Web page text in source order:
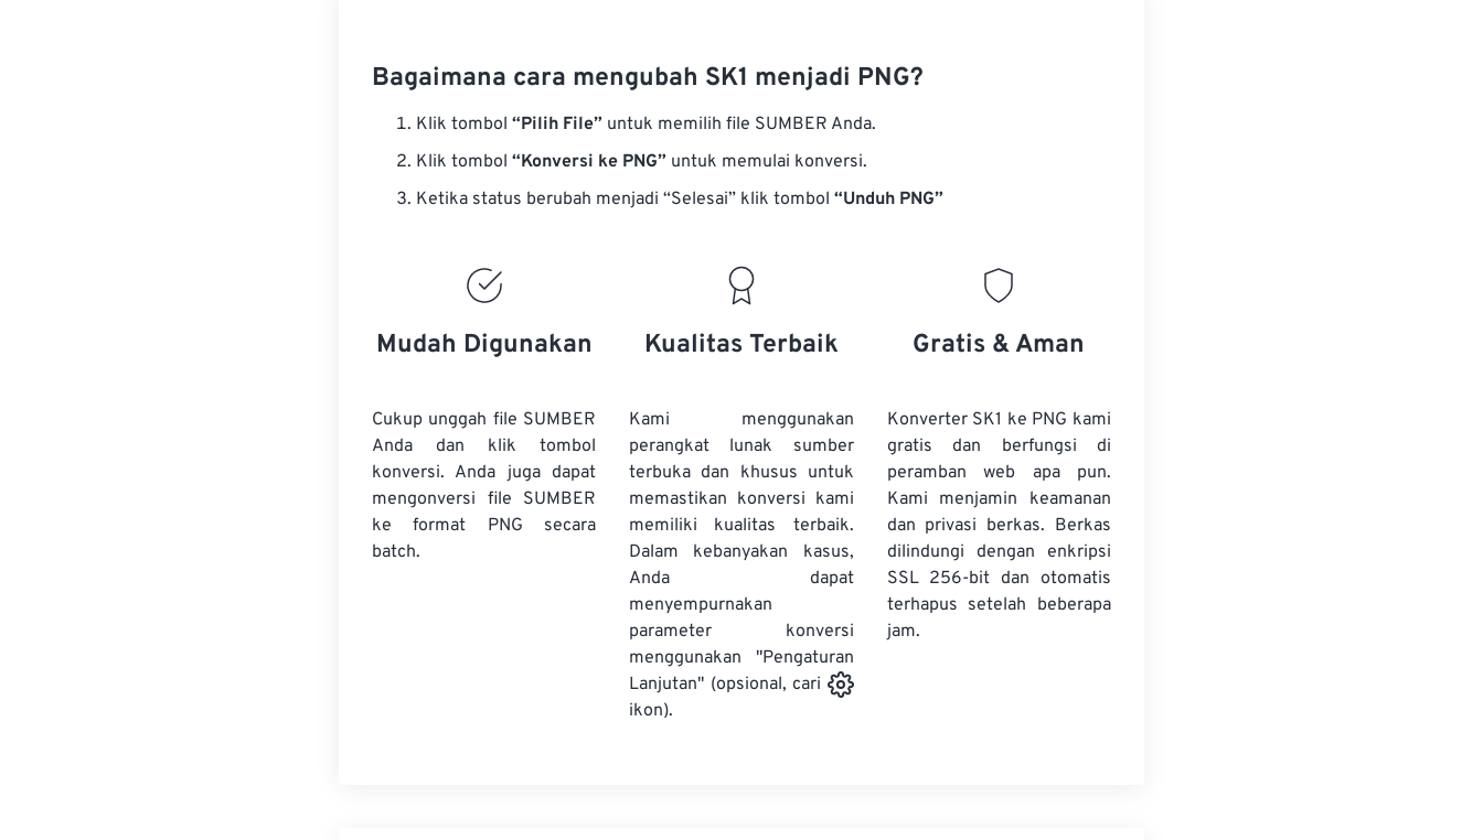
Bagaimana cara mengubah SK1 menjadi PNG?
Klik tombol “Pilih File” untuk memilih file SUMBER Anda.
Klik tombol “Konversi ke PNG” untuk memulai konversi.
Ketika status berubah menjadi “Selesai” klik tombol “Unduh PNG”
Mudah Digunakan
Cukup unggah file SUMBER
Anda dan klik tombol
konversi. Anda juga dapat
mengonversi file SUMBER
ke format PNG secara
batch.
Kualitas Terbaik
Kami menggunakan
perangkat lunak sumber
terbuka dan khusus untuk
memastikan konversi kami
memiliki kualitas terbaik.
Dalam kebanyakan kasus,
Anda dapat
menyempurnakan
parameter konversi
menggunakan "Pengaturan
Lanjutan" (opsional, cari
ikon).
Gratis & Aman
Konverter SK1 ke PNG kami
gratis dan berfungsi di
peramban web apa pun.
Kami menjamin keamanan
dan privasi berkas. Berkas
dilindungi dengan enkripsi
SSL 256-bit dan otomatis
terhapus setelah beberapa
jam.